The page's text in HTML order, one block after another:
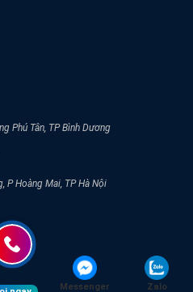
Phú Tân, TP Bình Dương
P Hoàng Mai, TP Hà Nội
Messenger Zalo